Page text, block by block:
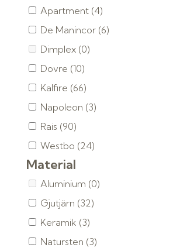
Apartment (4)
De Manincor (6)
Dimplex (0)
Dovre (10)
Kalfire (66)
Napoleon (3)
Rais (90)
Westbo (24)
Material
Aluminium (0)
Gjutjärn (32)
Keramik (3)
Natursten (3)